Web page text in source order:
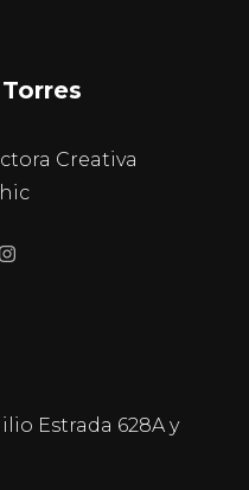
Creativa
Estrada 628A y